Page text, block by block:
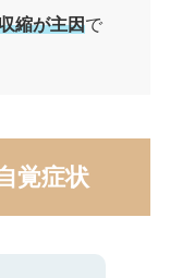
縮が主因で
覚症状